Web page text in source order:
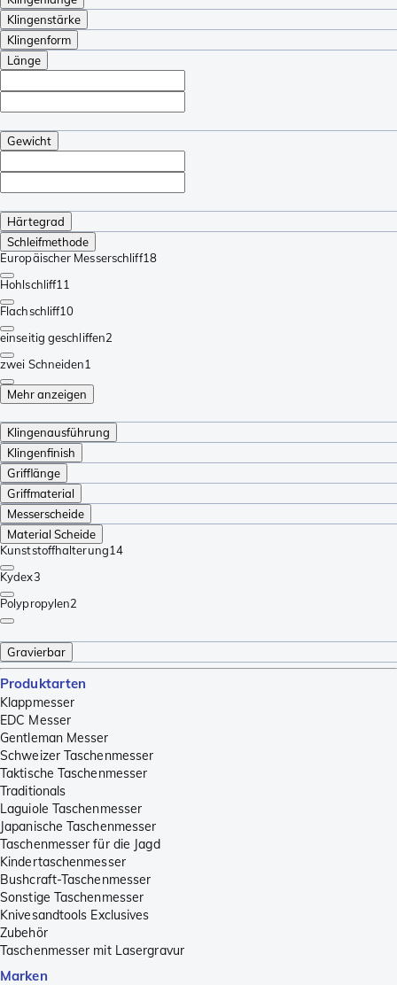
Klingenstärke
Klingenform
Länge
Gewicht
Härtegrad
Schleifmethode
Europäischer Messerschliff18
Hohlschliff11
Flachschliff10
einseitig geschliffen2
zwei Schneiden1
Mehr anzeigen
Klingenausführung
Klingenfinish
Grifflänge
Griffmaterial
Messerscheide
Material Scheide
Kunststoffhalterung14
Kydex3
Polypropylen2
Gravierbar
Produktarten
Klappmesser
EDC Messer
Gentleman Messer
Schweizer Taschenmesser
Taktische Taschenmesser
Traditionals
Laguiole Taschenmesser
Japanische Taschenmesser
Taschenmesser für die Jagd
Kindertaschenmesser
Bushcraft-Taschenmesser
Sonstige Taschenmesser
Knivesandtools Exclusives
Zubehör
Taschenmesser mit Lasergravur
Marken